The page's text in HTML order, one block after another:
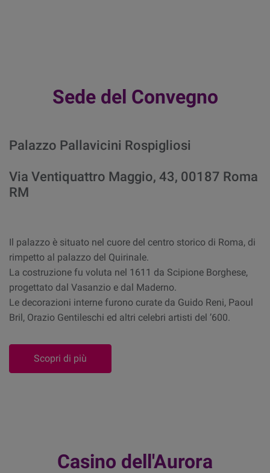
Sede del Convegno
Palazzo Pallavicini Rospigliosi
Via Ventiquattro Maggio, 43, 00187 Roma
RM
Il palazzo è situato nel cuore del centro storico di Roma, di
rimpetto al palazzo del Quirinale.
La costruzione fu voluta nel 1611 da Scipione Borghese,
progettato dal Vasanzio e dal Maderno.
Le decorazioni interne furono curate da Guido Reni, Paoul
Bril, Orazio Gentileschi ed altri celebri artisti del ’600.
Scopri di più
Casino dell'Aurora